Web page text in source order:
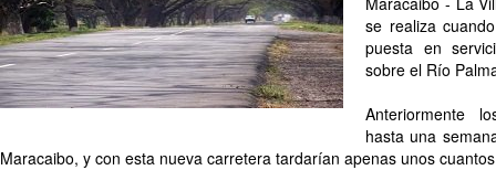
se realiza
puesta en
sobre el Río
Anteriormente
hasta una
Maracaibo, y con esta nueva carretera tardarían apenas unos